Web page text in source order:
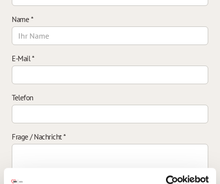
Name *
E-Mail*
Telefon
Frage / Nachricht*